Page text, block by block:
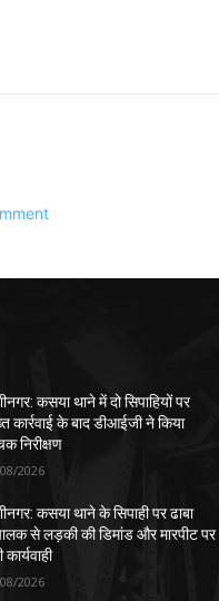
कसया थाने में दो सिपाहियों पर
कार्रवाई के बाद डीआईजी ने किया
निरीक्षण
2026
कसया थाने के सिपाही पर ढाबा
से लड़की की डिमांड और मारपीट पर
कार्यवाही
2026